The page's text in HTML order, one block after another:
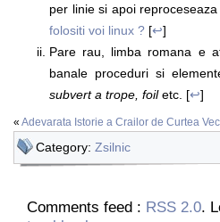
per linie si apoi
folositi voi linux ? [↩]
Pare rau, limba romana e
banale proceduri si
subvert a trope, foiletc. [↩]
« Adevarata Istorie a Crailor de Curtea
Category: Zsilnic
Comments feed : RSS 2.0.